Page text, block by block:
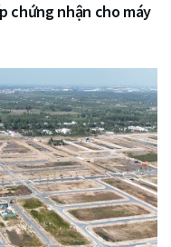
chứng nhận cho máy